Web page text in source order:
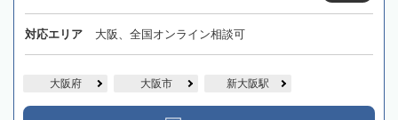
対応エリア 大阪、全国オンライン相談可
大阪府 大阪市 新大阪駅